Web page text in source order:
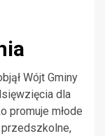
Wójt Gminy
dla
promuje młode